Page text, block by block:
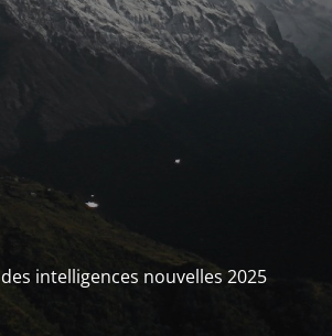
intelligences nouvelles 2025